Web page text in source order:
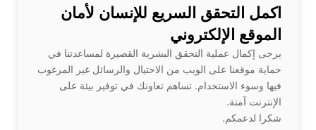
اكمل التحقق السريع للإنسان لأمان
الموقع الإلكتروني
يرجى إكمال عملية التحقق البشرية القصيرة لمساعدتنا في
حماية موقعنا على الويب من الاحتيال والرسائل غير المرغوب
فيها وسوء الاستخدام. تساهم تعاونك في توفير بيئة على
الإنترنت آمنة.
شكرا لدعمكم.